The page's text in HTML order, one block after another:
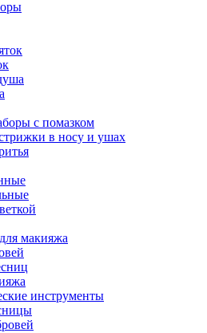
с помазком
в носу и ушах
макияжа
инструменты